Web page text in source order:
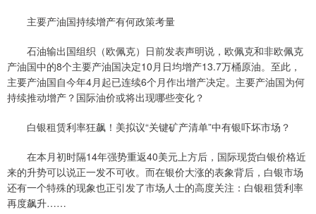
主要产油国持续增产有何政策考量
石油输出国组织（欧佩克）日前发表声明说，欧佩克和非欧佩克
产油国中的8个主要产油国决定10月日均增产13.7万桶原油。至此，
主要产油国自今年4月起已连续6个月作出增产决定。主要产油国为何
持续推动增产？国际油价或将出现哪些变化？
白银租赁利率狂飙！美拟议“关键矿产清单”中有银吓坏市场？
在本月初时隔14年强势重返40美元上方后，国际现货白银价格近
来的升势可以说正一发不可收。而在银价大涨的表象背后，白银市场
还有一个特殊的现象也正引发了市场人士的高度关注：白银租赁利率
再度飙升……